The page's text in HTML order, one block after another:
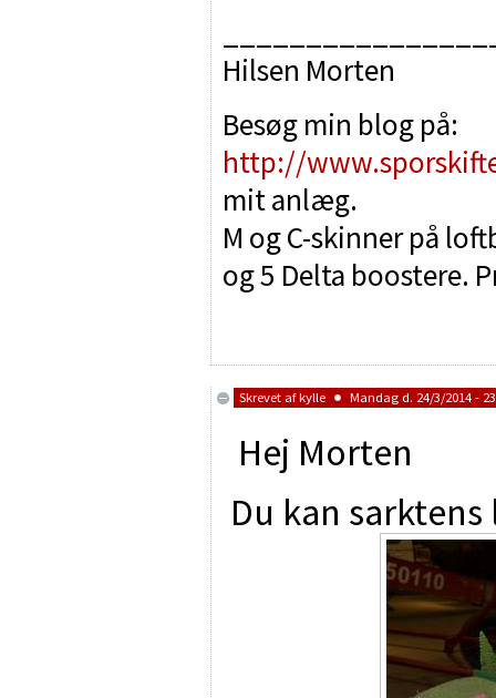
Hilsen Morten
Besøg min blog på:
http://
mit anlæg.
M og C-skinner på
og 5 Delta boostere.
Skrevet afkylle Mandag d. 24/3/2014 -
Hej Morten
Du kan